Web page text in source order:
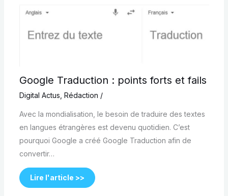
Google Traduction : points forts et fails
Digital Actus Rédaction /
Avec la mondialisation, le besoin de traduire des textes
en langues étrangères est devenu quotidien. C’est
pourquoi Google a créé Google Traduction afin de
convertir…
Lire l'article >>